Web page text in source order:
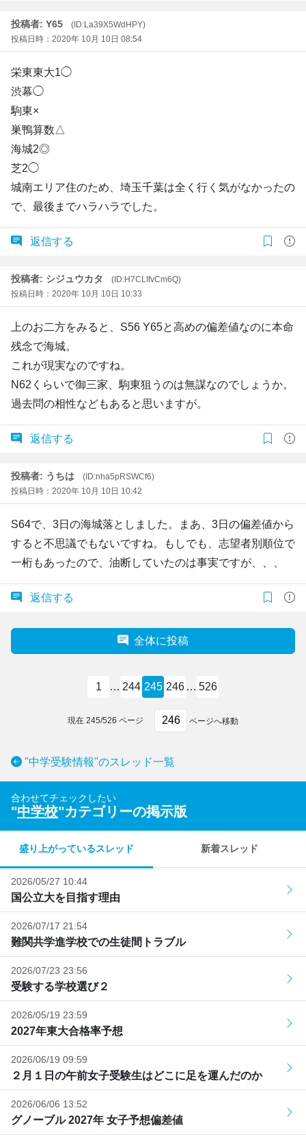
投稿者: Y65
(ID:La39X5WdHPY)
投稿日時：2020年 10月 10日 08:54
栄東東大1◯
渋幕◯
駒東×
巣鴨算数△
海城2◎
芝2◯
城南エリア住のため、埼玉千葉は全く行く気がなかったの
で、最後までハラハラでした。
返信する
投稿者: シジュウカタ
(ID:H7CLIfvCm6Q)
投稿日時：2020年 10月 10日 10:33
上のお二方をみると、S56 Y65と高めの偏差値なのに本命
残念で海城。
これが現実なのですね。
N62くらいで御三家、駒東狙うのは無謀なのでしょうか。
過去問の相性などもあると思いますが。
返信する
投稿者: うちは
(ID:nha5pRSWCf6)
投稿日時：2020年 10月 10日 10:42
S64で、3日の海城落としました。まあ、3日の偏差値から
すると不思議でもないですね。もしでも、志望者別順位で
一桁もあったので、油断していたのは事実ですが、、、
返信する
全体に投稿
1 … 244 245 246 … 526
現在 245/526 ページ ページへ移動
"中学受験情報"のスレッド一覧
合わせてチェックしたい
"中学校"カテゴリーの掲示版
盛り上がっているスレッド 新着スレッド
2026/05/27 10:44
国公立大を目指す理由
2026/07/17 21:54
難関共学進学校での生徒間トラブル
2026/07/23 23:56
受験する学校選び２
2026/05/19 23:59
2027年東大合格率予想
2026/06/19 09:59
２月１日の午前女子受験生はどこに足を運んだのか
2026/06/06 13:52
グノーブル 2027年 女子予想偏差値